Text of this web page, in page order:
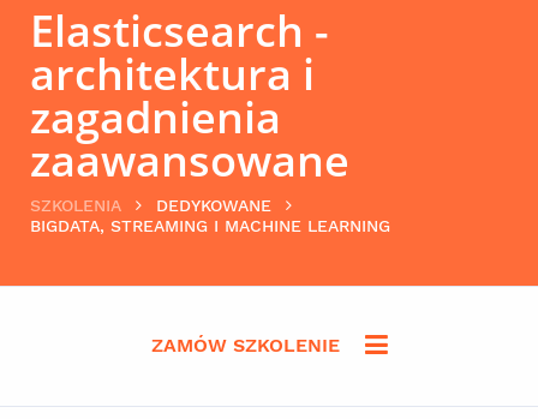
Elasticsearch -
architektura i
zagadnienia
zaawansowane
SZKOLENIA
DEDYKOWANE
BIGDATA, STREAMING I MACHINE LEARNING
ZAMÓW SZKOLENIE